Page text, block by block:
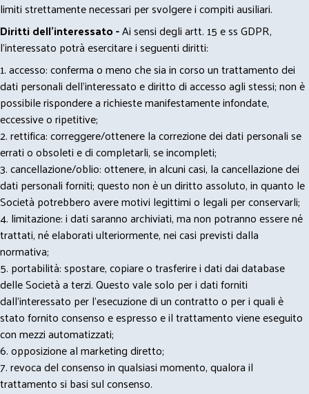
limiti strettamente necessari per svolgere i compiti ausiliari.
Diritti dell’interessato -Ai sensi degli artt. 15 e ss GDPR,
l’interessato potrà esercitare i seguenti diritti:
1. accesso: conferma o meno che sia in corso un trattamento dei
dati personali dell’interessato e diritto di accesso agli stessi; non è
possibile rispondere a richieste manifestamente infondate,
eccessive o ripetitive;
2. rettifica: correggere/ottenere la correzione dei dati personali se
errati o obsoleti e di completarli, se incompleti;
3. cancellazione/oblio: ottenere, in alcuni casi, la cancellazione dei
dati personali forniti; questo non è un diritto assoluto, in quanto le
Società potrebbero avere motivi legittimi o legali per conservarli;
4. limitazione: i dati saranno archiviati, ma non potranno essere né
trattati, né elaborati ulteriormente, nei casi previsti dalla
normativa;
5. portabilità: spostare, copiare o trasferire i dati dai database
delle Società a terzi. Questo vale solo per i dati forniti
dall’interessato per l’esecuzione di un contratto o per i quali è
stato fornito consenso e espresso e il trattamento viene eseguito
con mezzi automatizzati;
6. opposizione al marketing diretto;
7. revoca del consenso in qualsiasi momento, qualora il
trattamento si basi sul consenso.